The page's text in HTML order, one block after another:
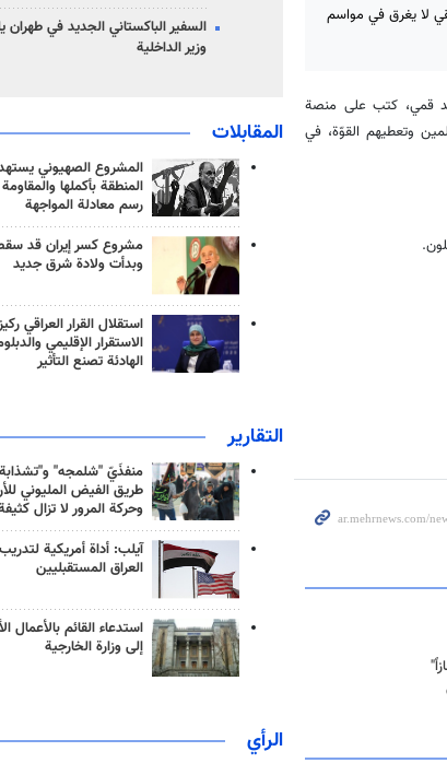
لا يغرق في مواسم
قمي، كتب على منصة
وتعطيهم القوّة، في
السفير الباكستاني الجديد في طهران
وزير الداخلية
المقابلات
المشروع الصهيوني
المنطقة بأكملها
رسم معادلة المواجهة
مشروع كسر إيران قد
وبدأت ولادة شرق جديد
استقلال القرار العراقي
الاستقرار الإقليمي
الهادئة تصنع التأثير
التقارير
منفذَيّ "شلمجه"
طريق الفيض المليوني
وحركة المرور لا تزال
آيلب: أداة أمريكية
العراق المستقبليين
استدعاء القائم بالأعمال
إلى وزارة الخارجية
الرأي